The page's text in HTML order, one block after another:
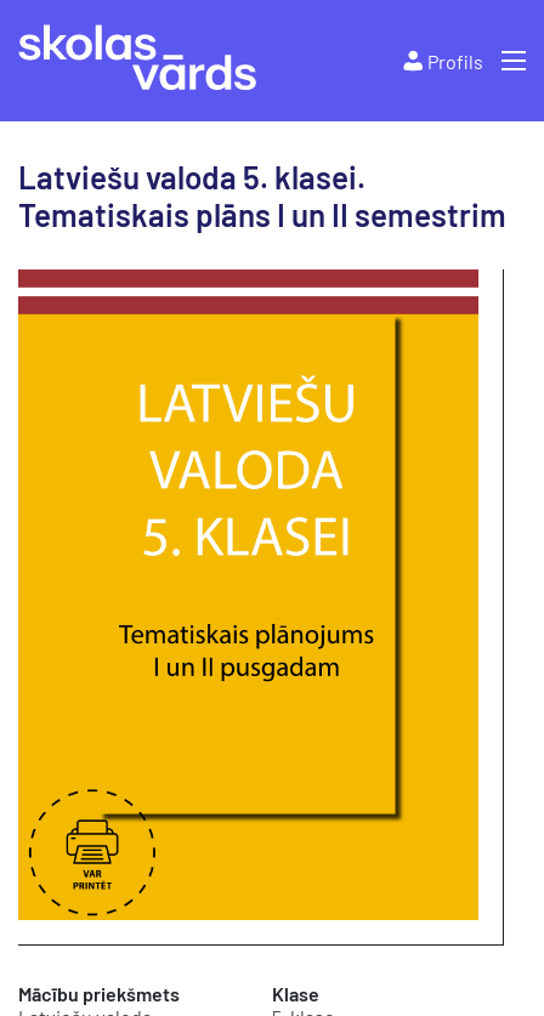
Profils
Latviešu valoda 5. klasei.
Tematiskais plāns I un II semestrim
Mācību priekšmets
Klase